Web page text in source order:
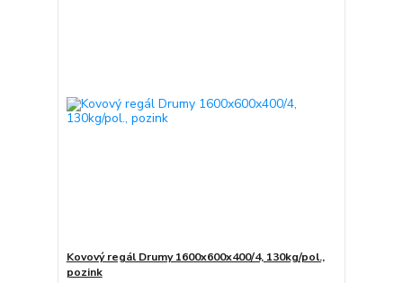
Kovový regál Drumy 1600x600x400/4, 130kg/pol.,
pozink